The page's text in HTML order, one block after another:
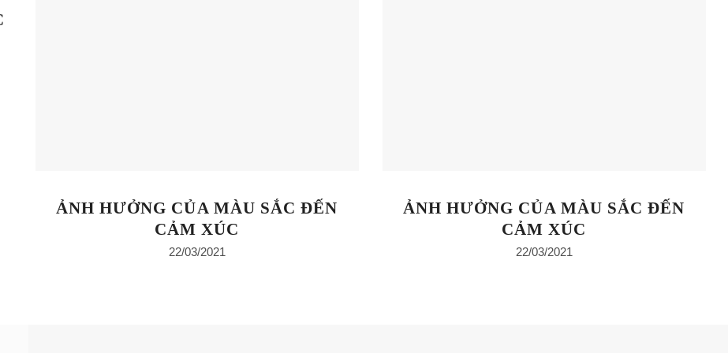
ẢNH HƯỞNG CỦA MÀU SẮC ĐẾN
CẢM XÚC
22/03/2021
ẢNH HƯỞNG CỦA MÀU SẮC ĐẾN
CẢM XÚC
22/03/2021